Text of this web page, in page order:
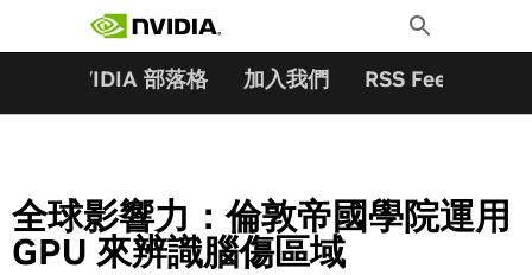
Toggle
Search
NVIDIA 部落格 加入我們 RSS Feeds
全球影響力：倫敦帝國學院運用
GPU 來辨識腦傷區域